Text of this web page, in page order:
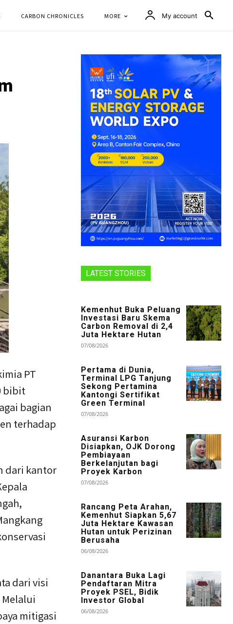
CARBON CHRONICLES MORE My account
PT
bibit
bagian
terhadap
dari kantor
dari visi
mitigasi
LATEST STORIES
Kemenhut Buka Peluang
Investasi Baru Skema
Carbon Removal di 2,4
Juta Hektare Hutan
07/08/2026
Pertama di Dunia,
Terminal LPG Tanjung
Sekong Pertamina
Kantongi Sertifikat
Green Terminal
07/08/2026
Asuransi Karbon
Disiapkan, OJK Dorong
Pembiayaan
Berkelanjutan bagi
Proyek Karbon
07/08/2026
Rancang Peta Arahan,
Kemenhut Siapkan 5,67
Juta Hektare Kawasan
Hutan untuk Perizinan
Berusaha
06/08/2026
Danantara Buka Lagi
Pendaftaran Mitra
Proyek PSEL, Bidik
Investor Global
06/08/2026